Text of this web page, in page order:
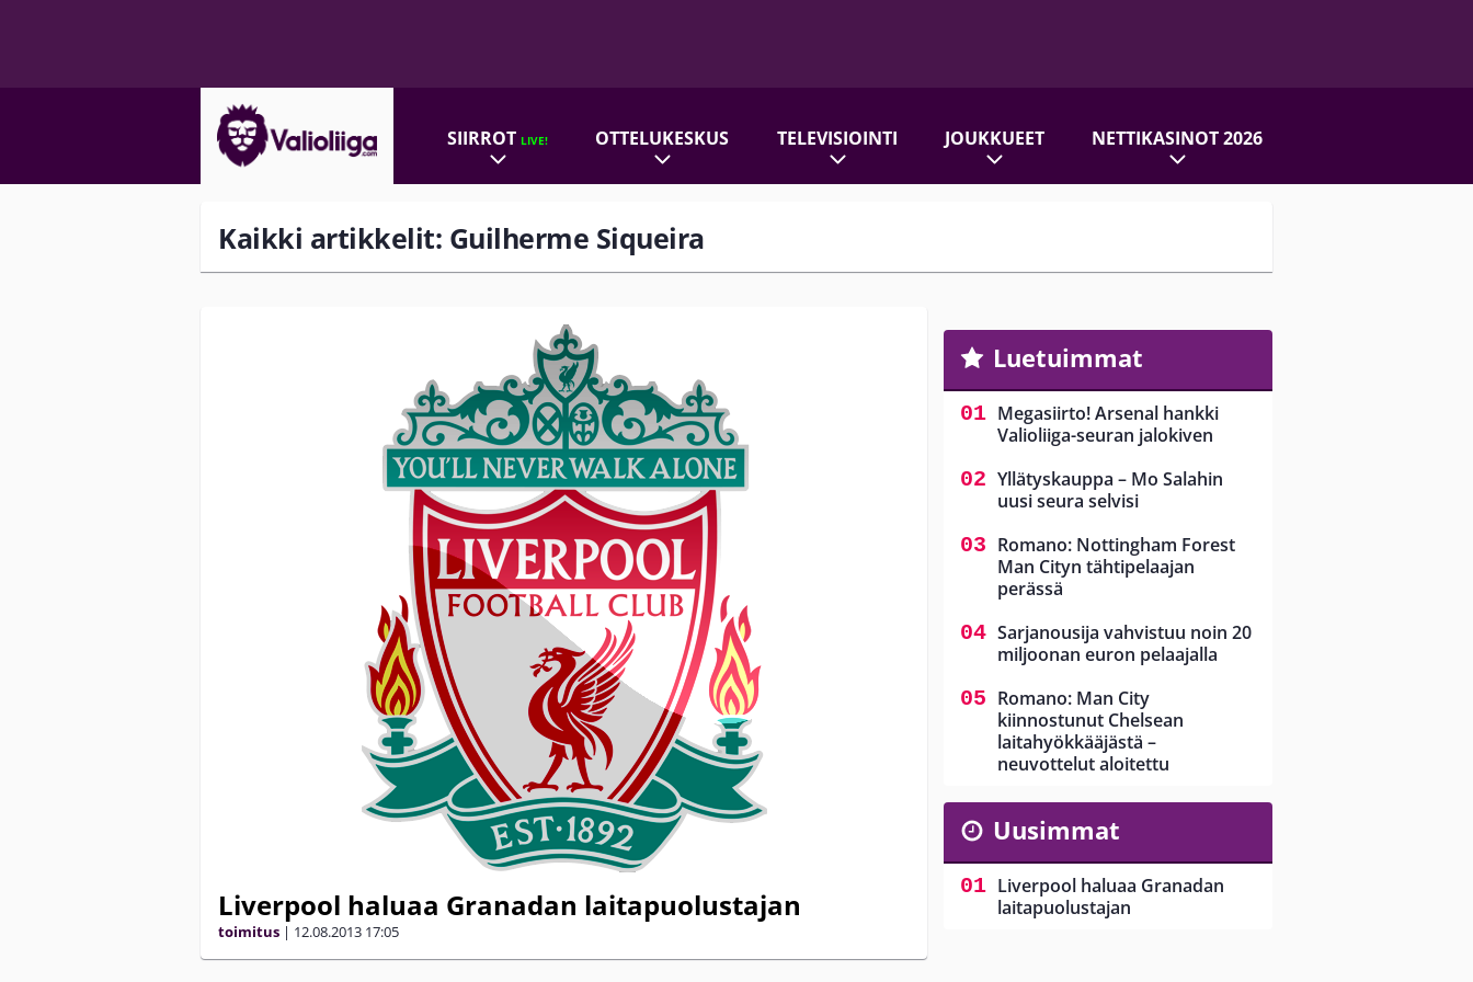
SIIRROTLIVE! OTTELUKESKUS TELEVISIOINTI JOUKKUEET NETTIKASINOT 2026
Kaikki artikkelit: Guilherme Siqueira
Liverpool haluaa Granadan laitapuolustajan
toimitus | 12.08.2013 17:05
Luetuimmat
Megasiirto! Arsenal hankki
Valioliiga-seuran jalokiven
Yllätyskauppa – Mo Salahin
uusi seura selvisi
Romano: Nottingham Forest
Man Cityn tähtipelaajan
perässä
Sarjanousija vahvistuu noin 20
miljoonan euron pelaajalla
Romano: Man City
kiinnostunut Chelsean
laitahyökkääjästä –
neuvottelut aloitettu
Uusimmat
Liverpool haluaa Granadan
laitapuolustajan